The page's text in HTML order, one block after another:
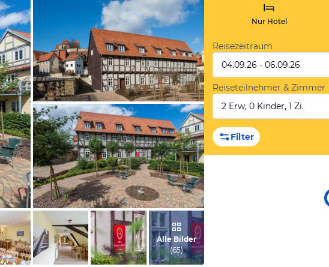
vom Hotelier, April 2017
vom Hotelier, April 2017
Alle Bilder
(65)
Nur Hotel
Reisezeitraum
04.09.26 - 06.09.26
Reiseteilnehmer & Zimmer
2 Erw, 0 Kinder, 1 Zi.
Filter